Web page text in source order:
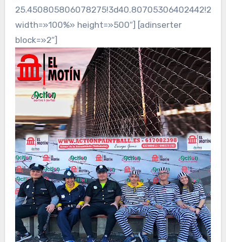
width=»100%» height=»500″] [adinserter
block=»2″]